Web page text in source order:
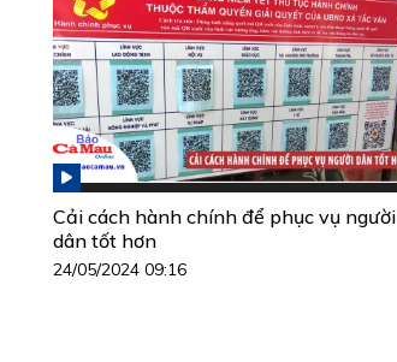
Cải cách hành chính để phục vụ người
dân tốt hơn
24/05/2024 09:16